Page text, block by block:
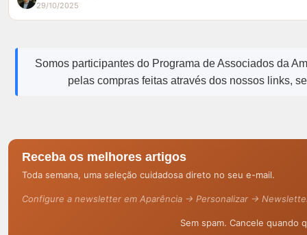
29/10/2025
Somos participantes do Programa de Associados da
pelas compras feitas através dos nossos links,
Receba os melhores artigos
Toda semana, uma seleção cuidadosa direto no seu e-mail.
Configure a newsletter em Aparência → Personalizar →
Sem spam. Cancele quando